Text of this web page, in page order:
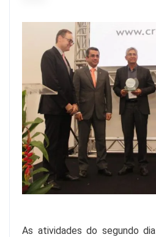
As atividades do segundo